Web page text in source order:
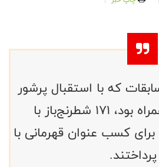
که با استقبال پرشور
شرکت‌کنندگان همراه بود، ۱۷۱ شطرنج‌باز با
ریتینگ زیر ۲۰۰۰ برای کسب عنوان قهرمانی با